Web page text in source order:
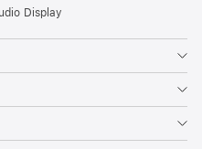
Display